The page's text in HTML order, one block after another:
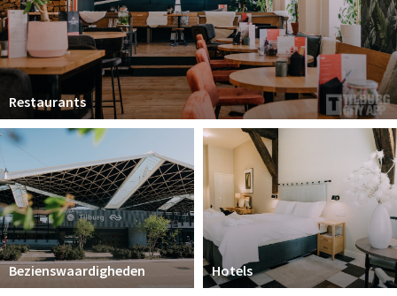
Restaurants
Bezienswaardigheden Hotels